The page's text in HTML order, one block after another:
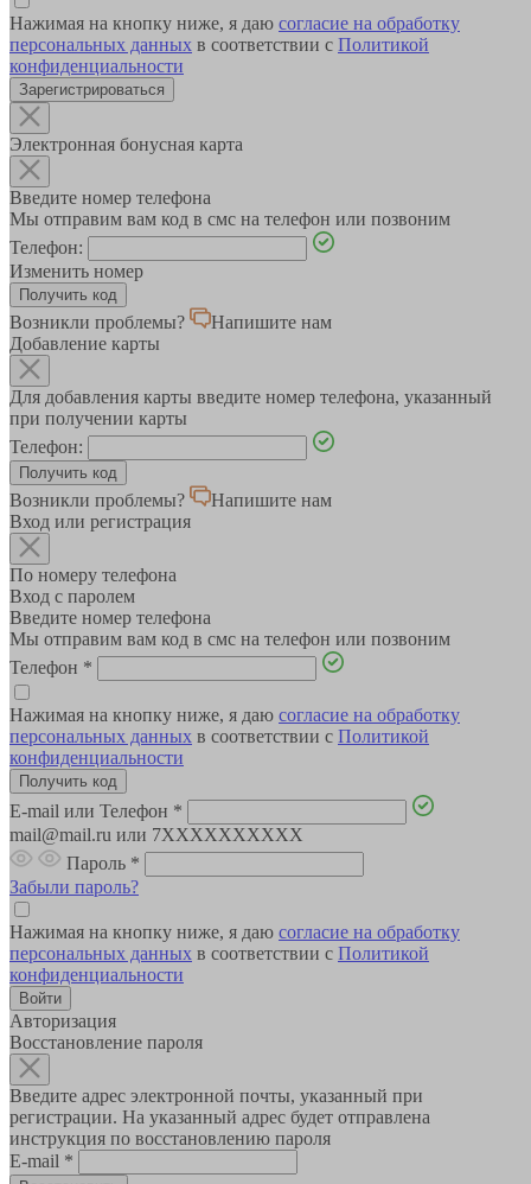
Нажимая на кнопку ниже, я даю согласие на обработку
персональных данных в соответствии с Политикой
конфиденциальности
Зарегистрироваться
Электронная бонусная карта
Введите номер телефона
Мы отправим вам код в смс на телефон или позвоним
Телефон:
Изменить номер
Возникли проблемы?
Напишите нам
Добавление карты
Для добавления карты введите номер телефона, указанный
при получении карты
Телефон:
Возникли проблемы?
Напишите нам
Вход или регистрация
По номеру телефона
Вход с паролем
Введите номер телефона
Мы отправим вам код в смс на телефон или позвоним
Телефон *
Нажимая на кнопку ниже, я даю согласие на обработку
персональных данных в соответствии с Политикой
конфиденциальности
E-mail или Телефон *
mail@mail.ru или 7XXXXXXXXXX
Пароль *
Забыли пароль?
Нажимая на кнопку ниже, я даю согласие на обработку
персональных данных в соответствии с Политикой
конфиденциальности
Авторизация
Восстановление пароля
Введите адрес электронной почты, указанный при
регистрации. На указанный адрес будет отправлена
инструкция по восстановлению пароля
E-mail *